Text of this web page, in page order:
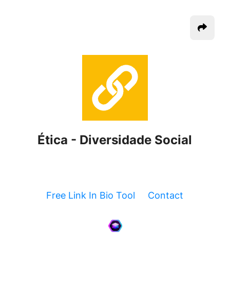
Ética - Diversidade Social
Free Link In Bio Tool Contact